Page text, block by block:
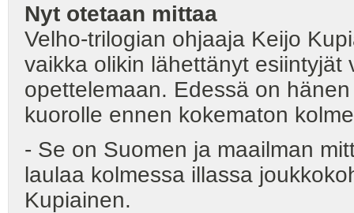
Nyt otetaan mittaa
Velho-trilogian ohjaaja Keijo
vaikka olikin lähettänyt
opettelemaan. Edessä on
kuorolle ennen kokematon
- Se on Suomen ja maailman
laulaa kolmessa illassa
Kupiainen.